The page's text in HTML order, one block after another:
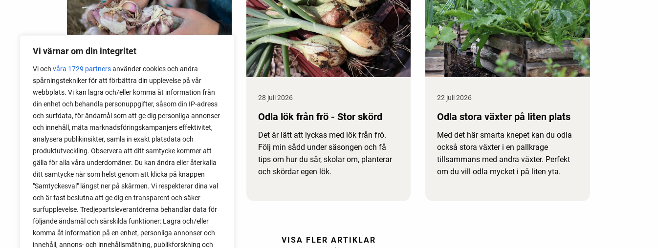
Vi värnar om din integritet
Vi och våra 1729 partnersanvänder cookies och andra
spårningstekniker för att förbättra din upplevelse på vår
webbplats. Vi kan lagra och/eller komma åt information från
din enhet och behandla personuppgifter, såsom din IP-adress
och surfdata, för ändamål som att ge dig personliga annonser
och innehåll, mäta marknadsföringskampanjers effektivitet,
analysera publikinsikter, samla in exakt platsdata och
produktutveckling. Observera att ditt samtycke kommer att
gälla för alla våra underdomäner. Du kan ändra eller återkalla
ditt samtycke när som helst genom att klicka på knappen
"Samtyckesval" längst ner på skärmen. Vi respekterar dina val
och är fast beslutna att ge dig en transparent och säker
surfupplevelse. Tredjepartsleverantörerna behandlar data för
följande ändamål och särskilda funktioner: Lagra och/eller
komma åt information på en enhet, personliga annonser och
innehåll, annons- och innehållsmätning, publikforskning och
06 augusti 2026
Sätta vitlök på våren i Sverige
Om du har tur med vädret kan det gå fint
att sätta vitlök också på våren. Men
tillförlitligast är att sätta vitlök på hösten
och vintern.
28 juli 2026
Odla lök från frö - Stor skörd
Det är lätt att lyckas med lök från frö.
Följ min sådd under säsongen och få
tips om hur du sår, skolar om, planterar
och skördar egen lök.
22 juli 2026
Odla stora växter på liten plats
Med det här smarta knepet kan du odla
också stora växter i en pallkrage
tillsammans med andra växter. Perfekt
om du vill odla mycket i på liten yta.